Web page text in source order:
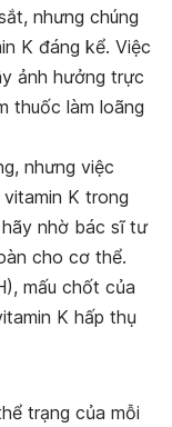
nhưng chúng
K đáng kể. Việc
ảnh hưởng trực
thuốc làm loãng
nhưng việc
K trong
nhờ bác sĩ tư
cho cơ thể.
mấu chốt của
K hấp thụ
trạng của mỗi